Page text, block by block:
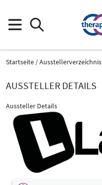
Startseite Ausstellerverzeichnis
AUSSTELLER DETAILS
Aussteller Details